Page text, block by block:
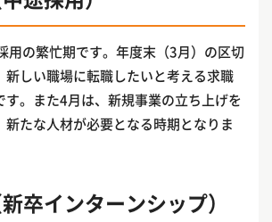
用の繁忙期です。年度末（3月）の区切
新しい職場に転職したいと考える求職
す。また4月は、新規事業の立ち上げを
新たな人材が必要となる時期となりま
卒インターンシップ）